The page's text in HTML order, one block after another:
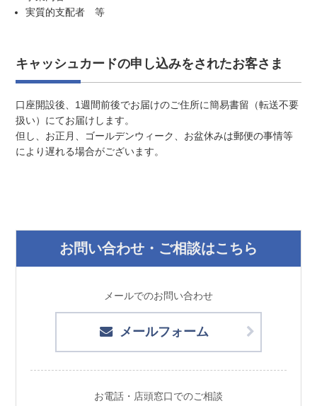
実質的支配者 等
キャッシュカードの申し込みをされたお客さま
口座開設後、1週間前後でお届けのご住所に簡易書留（転送不要
扱い）にてお届けします。
但し、お正月、ゴールデンウィーク、お盆休みは郵便の事情等
により遅れる場合がございます。
お問い合わせ・ご相談はこちら
メールでのお問い合わせ
メールフォーム
お電話・店頭窓口でのご相談